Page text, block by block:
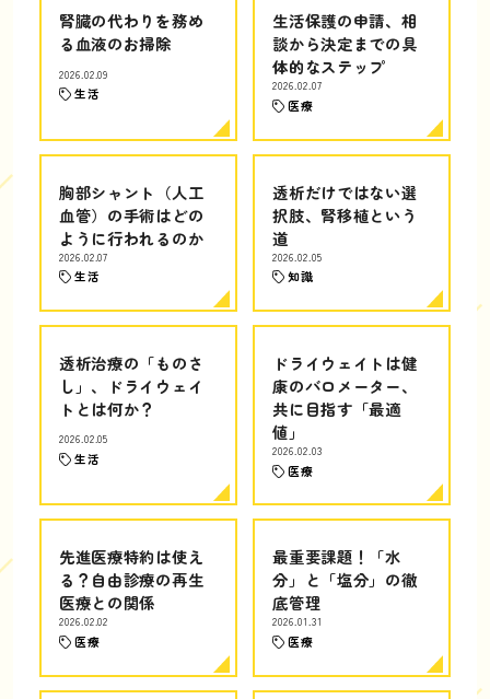
腎臓の代わりを務め
る血液のお掃除
2026.02.09
生活
生活保護の申請、相
談から決定までの具
体的なステップ
2026.02.07
医療
胸部シャント（人工
血管）の手術はどの
ように行われるのか
2026.02.07
生活
透析だけではない選
択肢、腎移植という
道
2026.02.05
知識
透析治療の「ものさ
し」、ドライウェイ
トとは何か？
2026.02.05
生活
ドライウェイトは健
康のバロメーター、
共に目指す「最適
値」
2026.02.03
医療
先進医療特約は使え
る？自由診療の再生
医療との関係
2026.02.02
医療
最重要課題！「水
分」と「塩分」の徹
底管理
2026.01.31
医療